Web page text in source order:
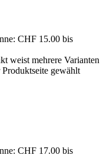
CHF 15.00 bis
weist mehrere Varianten
gewählt
CHF 17.00 bis